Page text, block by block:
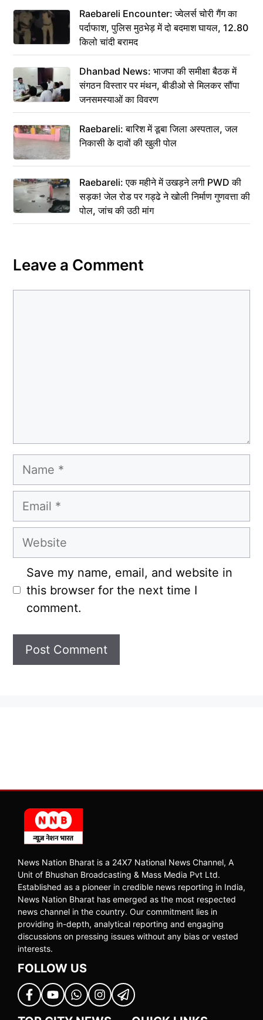
Raebareli Encounter: ज्वेलर्स चोरी गैंग का
पर्दाफाश, पुलिस मुठभेड़ में दो बदमाश घायल, 12.80
किलो चांदी बरामद
Dhanbad News: भाजपा की समीक्षा बैठक में
संगठन विस्तार पर मंथन, बीडीओ से मिलकर सौंपा
जनसमस्याओं का विवरण
Raebareli: बारिश में डूबा जिला अस्पताल, जल
निकासी के दावों की खुली पोल
Raebareli: एक महीने में उखड़ने लगी PWD की
सड़क! जेल रोड पर गड्ढे ने खोली निर्माण गुणवत्ता की
पोल, जांच की उठी मांग
Leave a Comment
Name
Email
Website
Save my name, email, and website in
this browser for the next time I
comment.
News Nation Bharat is a 24X7 National News Channel, A
Unit of Bhushan Broadcasting & Mass Media Pvt Ltd.
Established as a pioneer in credible news reporting in India,
News Nation Bharat has emerged as the most respected
news channel in the country. Our commitment lies in
providing in-depth, analytical reporting and engaging
discussions on pressing issues without any bias or vested
interests.
FOLLOW US